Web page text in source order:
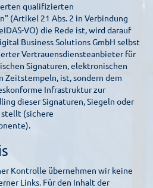
qualifizierten
(Artikel 21 Abs. 2 in Verbindung
VO) die Rede ist, wird darauf
Business Solutions GmbH selbst
Vertrauensdiensteanbieter für
Signaturen, elektronischen
Zeitstempeln, ist, sondern dem
Infrastruktur zur
dieser Signaturen, Siegeln oder
(sichere
Kontrolle übernehmen wir keine
Links. Für den Inhalt der